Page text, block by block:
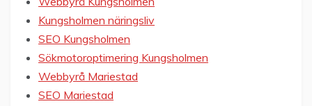
Kungsholmen näringsliv
SEO Kungsholmen
Sökmotoroptimering Kungsholmen
Webbyrå Mariestad
SEO Mariestad